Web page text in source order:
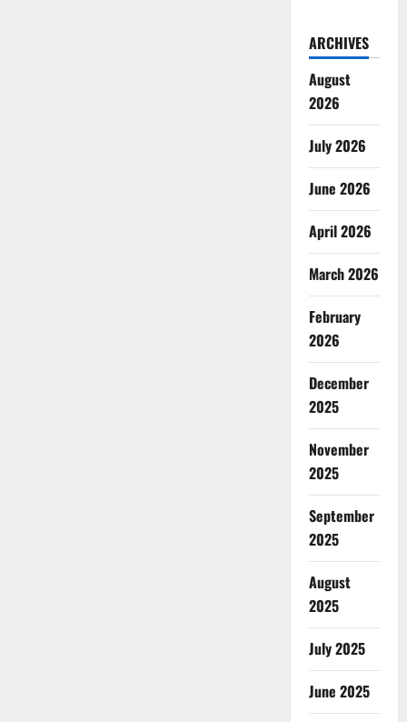
ARCHIVES
August
2026
July 2026
June 2026
April 2026
March 2026
February
2026
December
2025
November
2025
September
2025
August
2025
July 2025
June 2025